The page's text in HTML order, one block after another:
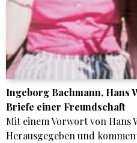
Ingeborg Bachmann, Hans
Briefe einer Freundschaft
Mit einem Vorwort von Hans
Herausgegeben und